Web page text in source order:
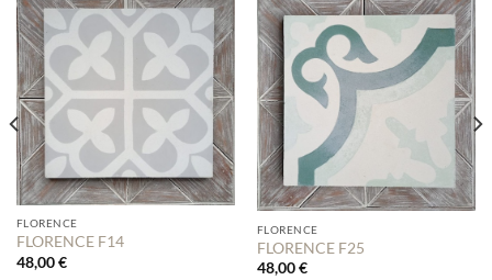
FLORENCE
FLORENCE F14
48,00€
FLORENCE
FLORENCE F25
48,00€